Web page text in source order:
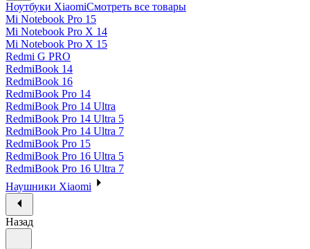
Ноутбуки XiaomiСмотреть все товары
Mi Notebook Pro 15
Mi Notebook Pro X 14
Mi Notebook Pro X 15
Redmi G PRO
RedmiBook 14
RedmiBook 16
RedmiBook Pro 14
RedmiBook Pro 14 Ultra
RedmiBook Pro 14 Ultra 5
RedmiBook Pro 14 Ultra 7
RedmiBook Pro 15
RedmiBook Pro 16 Ultra 5
RedmiBook Pro 16 Ultra 7
Наушники Xiaomi
Назад